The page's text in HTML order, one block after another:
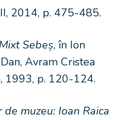
2014, p. 475-485.
Sebeș, în Ion
Avram Cristea
1993, p. 120-124.
de muzeu: Ioan Raica